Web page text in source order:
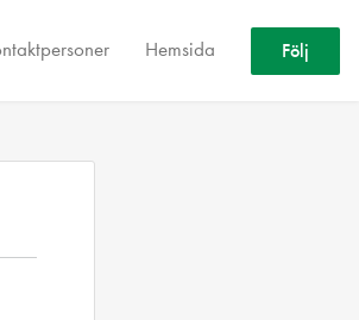
Hemsida Följ